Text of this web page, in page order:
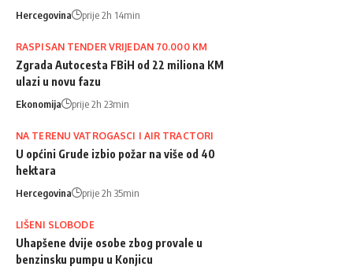
Hercegovina prije 2h 14min
RASPISAN TENDER VRIJEDAN 70.000 KM
Zgrada Autocesta FBiH od 22 miliona KM
ulazi u novu fazu
Ekonomija prije 2h 23min
NA TERENU VATROGASCI I AIR TRACTORI
U općini Grude izbio požar na više od 40
hektara
Hercegovina prije 2h 35min
LIŠENI SLOBODE
Uhapšene dvije osobe zbog provale u
benzinsku pumpu u Konjicu